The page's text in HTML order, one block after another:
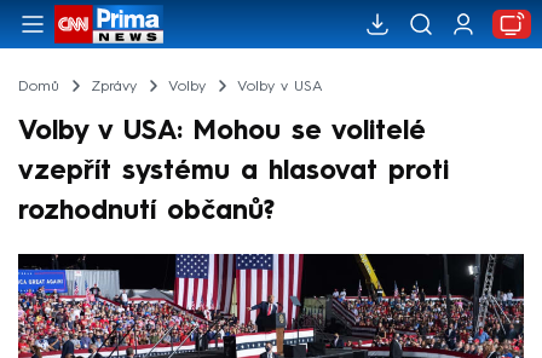
Domů Zprávy Volby Volby v USA
Volby v USA: Mohou se volitelé
vzepřít systému a hlasovat proti
rozhodnutí občanů?